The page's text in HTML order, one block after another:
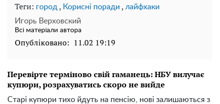
Теги: город , Корисні поради , лайфхаки
Игорь Верховский
Всі матеріали автора
Опубліковано: 11.02 19:19
Перевірте терміново свій гаманець: НБУ вилучає
купюри, розрахуватись скоро не вийде
Старі купюри тихо йдуть на пенсію, нові залишаються з